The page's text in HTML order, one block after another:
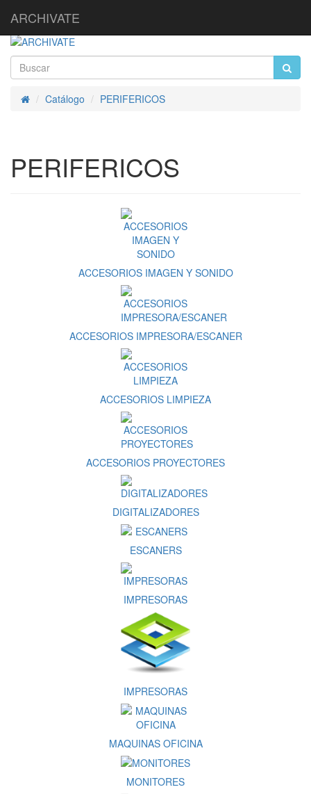
ARCHIVATE
InicioCatálogo PERIFERICOS
PERIFERICOS
ACCESORIOS IMAGEN Y SONIDO
ACCESORIOS IMPRESORA/ESCANER
ACCESORIOS LIMPIEZA
ACCESORIOS PROYECTORES
DIGITALIZADORES
ESCANERS
IMPRESORAS
IMPRESORAS
MAQUINAS OFICINA
MONITORES